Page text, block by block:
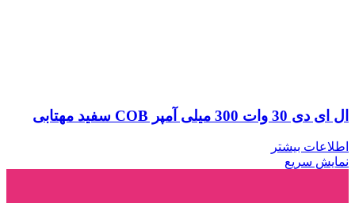
ال ای دی 30 وات 300 میلی آمپر COB سفید مهتابی
اطلاعات بیشتر
نمایش سریع